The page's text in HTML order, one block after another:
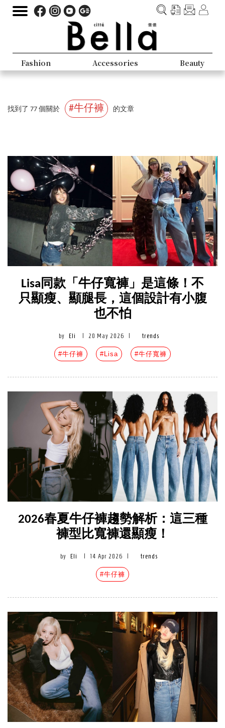
Fashion Accessories Beauty
找到了 77 個關於 #牛仔褲 的文章
Lisa同款「牛仔寬褲」是這條！不
只顯瘦、顯腿長，這個設計有小腹
也不怕
by Eli 20 May 2026 trends
#牛仔褲 #Lisa #牛仔寬褲
2026春夏牛仔褲趨勢解析：這三種
褲型比寬褲還顯瘦！
by Eli 14 Apr 2026 trends
#牛仔褲